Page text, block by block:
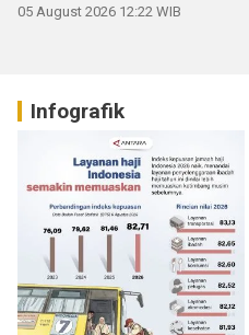
05 August 2026 12:22 WIB
Infografik